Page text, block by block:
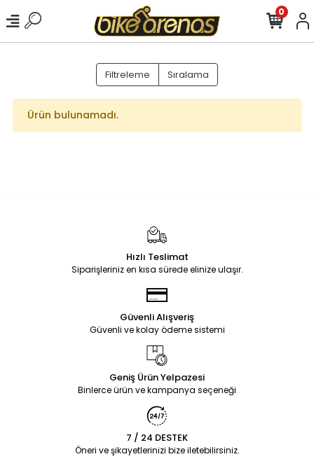
0
Filtreleme Sıralama
Ürün bulunamadı.
Hızlı Teslimat
Siparişleriniz en kısa sürede elinize ulaşır.
Güvenli Alışveriş
Güvenli ve kolay ödeme sistemi
Geniş Ürün Yelpazesi
Binlerce ürün ve kampanya seçeneği
7 / 24 DESTEK
Öneri ve şikayetlerinizi bize iletebilirsiniz.